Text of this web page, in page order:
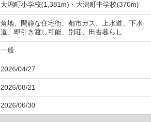
大潟町小学校(1,381m)・大潟町中学校(370m)
角地、閑静な住宅街、都市ガス、上水道、下水
道、即引き渡し可能、別荘、田舎暮らし
一般
2026/04/27
2026/08/21
2026/06/30